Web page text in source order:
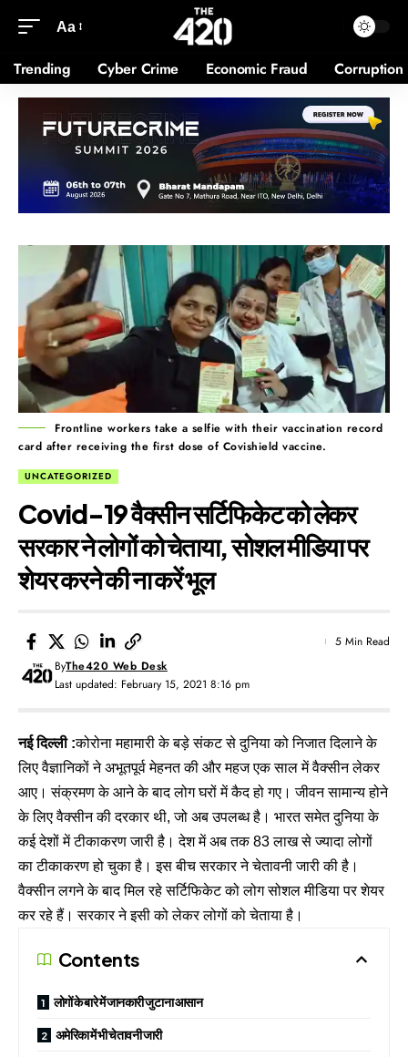
Aa
Trending Cyber Crime Economic Fraud Corruption
Frontline workers take a selfie with their vaccination record
card after receiving the first dose of Covishield vaccine.
UNCATEGORIZED
Covid-19 वैक्सीन सर्टिफिकेट को लेकर
सरकार ने लोगों को चेताया, सोशल मीडिया पर
शेयर करने की ना करें भूल
Last updated: February 15, 2021 8:16 pm
ByThe420 Web Desk
5 Min Read
नई दिल्ली :कोरोना महामारी के बड़े संकट से दुनिया को निजात दिलाने के
लिए वैज्ञानिकों ने अभूतपूर्व मेहनत की और महज एक साल में वैक्सीन लेकर
आए। संक्रमण के आने के बाद लोग घरों में कैद हो गए। जीवन सामान्य होने
के लिए वैक्सीन की दरकार थी, जो अब उपलब्ध है। भारत समेत दुनिया के
कई देशों में टीकाकरण जारी है। देश में अब तक 83 लाख से ज्यादा लोगों
का टीकाकरण हो चुका है। इस बीच सरकार ने चेतावनी जारी की है।
वैक्सीन लगने के बाद मिल रहे सर्टिफिकेट को लोग सोशल मीडिया पर शेयर
कर रहे हैं। सरकार ने इसी को लेकर लोगों को चेताया है।
Contents
लोगों के बारे में जानकारी जुटाना आसान
अमेरिका में भी चेतावनी जारी